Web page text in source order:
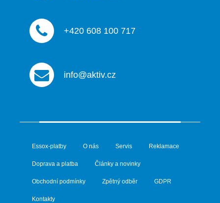
+420 608 100 717
info@aktiv.cz
Essox-platby O nás Servis Reklamace
Doprava a platba Články a novinky
Obchodní podmínky Zpětný odběr GDPR
Kontakty